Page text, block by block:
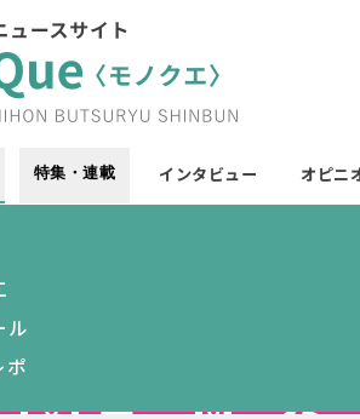
特集・連載 インタビュー オピニ
ル
ポ